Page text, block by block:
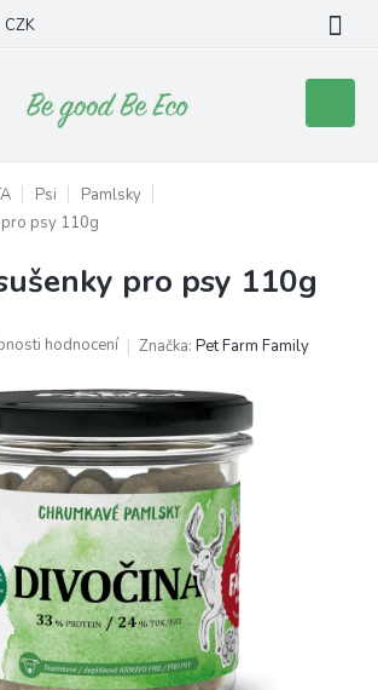
CZK
košík
Psi
Pamlsky
pro psy 110g
pro psy 110g
hodnocení Značka: Pet Farm Family